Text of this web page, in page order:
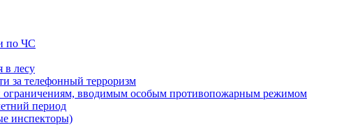
по ЧС
в лесу
за телефонный терроризм
ограничениям, вводимым особым противопожарным режимом
период
инспекторы)